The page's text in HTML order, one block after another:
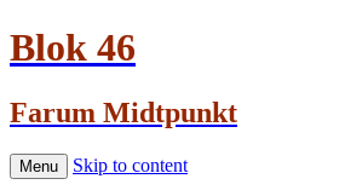
Blok 46
Farum Midtpunkt
Menu Skip to content